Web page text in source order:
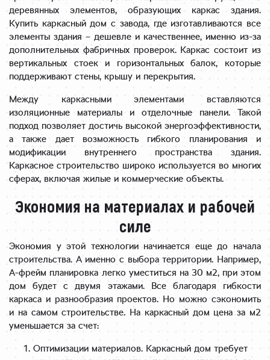
деревянных элементов, образующих каркас здания.
Купить каркасный дом с завода, где изготавливаются все
элементы здания – дешевле и качественнее, именно из-за
дополнительных фабричных проверок. Каркас состоит из
вертикальных стоек и горизонтальных балок, которые
поддерживают стены, крышу и перекрытия.
Между каркасными элементами вставляются
изоляционные материалы и отделочные панели. Такой
подход позволяет достичь высокой энергоэффективности,
а также дает возможность гибкого планирования и
модификации внутреннего пространства здания.
Каркасное строительство широко используется во многих
сферах, включая жилые и коммерческие объекты.
Экономия на материалах и рабочей
силе
Экономия у этой технологии начинается еще до начала
строительства. А именно с выбора территории. Например,
А-фрейм планировка легко уместиться на 30 м2, при этом
дом будет с двумя этажами. Все благодаря гибкости
каркаса и разнообразия проектов. Но можно сэкономить
и на самом строительстве. На каркасный дом цена за м2
уменьшается за счет:
Оптимизации материалов. Каркасный дом требует